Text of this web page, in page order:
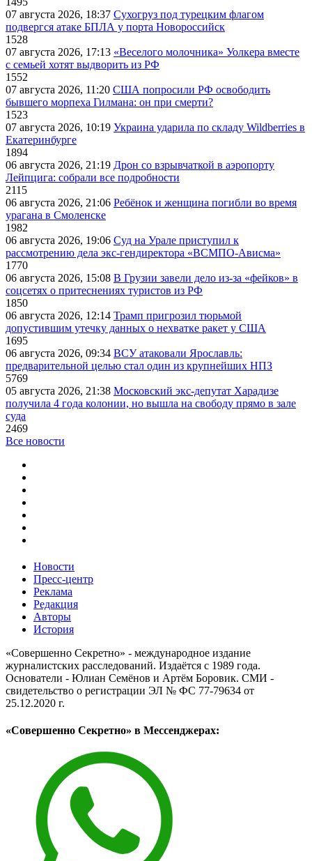
07 августа 2026, 18:37 Сухогруз под турецким флагом
подвергся атаке БПЛА у порта Новороссийск
1528
07 августа 2026, 17:13 «Веселого молочника» Уолкера вместе
с семьей хотят выдворить из РФ
1552
07 августа 2026, 11:20 США попросили РФ освободить
бывшего морпеха Гилмана: он при смерти?
1523
07 августа 2026, 10:19 Украина ударила по складу Wildberries в
Екатеринбурге
1894
06 августа 2026, 21:19 Дрон со взрывчаткой в аэропорту
Лейпцига: собрали все подробности
2115
06 августа 2026, 21:06 Ребёнок и женщина погибли во время
урагана в Смоленске
1982
06 августа 2026, 19:06 Суд на Урале приступил к
рассмотрению дела экс-гендиректора «ВСМПО-Ависма»
1770
06 августа 2026, 15:08 В Грузии завели дело из-за «фейков» в
соцсетях о притеснениях туристов из РФ
1850
06 августа 2026, 12:14 Трамп пригрозил тюрьмой
допустившим утечку данных о нехватке ракет у США
1695
06 августа 2026, 09:34 ВСУ атаковали Ярославль:
предварительной целью стал один из крупнейших НПЗ
5769
05 августа 2026, 21:38 Московский экс-депутат Харадизе
получила 4 года колонии, но вышла на свободу прямо в зале
суда
2469
Все новости
Новости
Пресс-центр
Реклама
Редакция
Авторы
История
«Совершенно Секретно» - международное издание
журналистских расследований. Издаётся с 1989 года.
Основатели - Юлиан Семёнов и Артём Боровик. CМИ -
свидетельство о регистрации ЭЛ № ФС 77-79634 от
25.12.2020 г.
«Совершенно Секретно» в Мессенджерах: